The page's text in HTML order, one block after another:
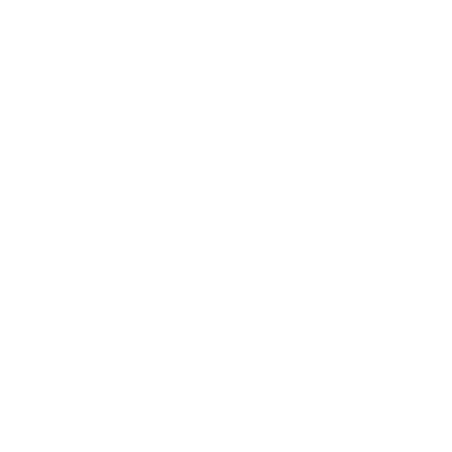
timp functional a pereților interioare cu diverse scopuri. Datorită spumei puternic teșite pentru tapițerie, oferă efect tridimensional foarte
la atingere. Pe lângă funcție estetică, panouri tapete pentru pereți reprezintă soluție excelentă izolatoare și fonică a încăperii dvs.
spațiul. Spuneți adio monotoniei plictisitoare! Creați-vă propriul stil de locuit unic și adăugați o notă personală căminului
Nu este nevoie să instalați structuri de suport complicate, deoarece plăcile noastre se aplică foarte ușor cu adeziv. Într-un timp scurt,
design spectaculoase și, în același timp, ascund fisuri, denivelări sau alte defecte inestetice. Datorită proprietăților ușor de întreținut și
considerabil aspectul vizual al spațiului, conferindu-i un plus de caracter și creând o atmosferă confortabilă și plăcută. Amenajările
rustic este că, dacă doriți să amenajați întreaga casă sau să folosiți doar câteva elemente care să se integreze în decorul camerei
sau mai puțin, în funcție de cât de evidente sunt elementele. Este un stil simplu, cu elemente decorative cu aspect uzat. Pentru a realiza
vin în ajutor.
decorative din polystyrene. Potrivit pentru diverse suprafețe poroase precum lemn, beton, piatră și mortar, oferă o aderență puternică și
de a masca elementele structurale ale unei clădiri, aducând totodată un plus estetic. Ele contribuie la definirea stilului arhitectural al casei, în
unor decoruri deosebite în cadrul diverselor evenimente (nunți, spectacole de teatru etc.), dar și pentru a oferi un aspect spectaculos
un perete pentru a susține o structură deasupra lor, cum ar fi un cornișon, o etajeră sau un balcon. Cu toate acestea, în cazul consolelor
sau a interiorului clădirilor.
sau beton și sunt frecvent întâlnite în stiluri clasice sau baroce, dar și în decoruri moderne. Detaliile lor includ adesea motive florale,
în care sunt utilizate.
impecabil pe termen lung. Datorită dimensiunilor versatile, se integrează perfect cu tavanele, pereții sau ușile, aducând un plus de eleganță
iar rezultatele vor depăși cu siguranță așteptările tale.
versatilității lor, consolele din ipsos pot fi integrate cu ușurință în diverse stiluri de amenajare, de la clasic la contemporan.
Disponibile într-o gamă variată de forme și dimensiuni, acestea permit adaptarea la preferințele estetice și la specificul fiecărei
nelimitate pentru designuri unice.
din ipsos se integrează armonios în diverse stiluri de amenajare, de la clasic la modern.
este un material ușor de întreținut și foarte durabil, rezistent la umiditate și impact.
populară pentru cei care doresc să aducă un aspect rustic sau industrial în interiorul casei lor. Acest tip de panou oferă o soluție elegantă și
instalării cărămizilor reale.
în diverse nuanțe pentru a se potrivi cu stilul dorit. Acestea pot fi utilizate pe pereți, accentuând zone precum livingul, bucătăria sau
transforma rapid atmosfera unui spațiu.
sau a altor obiecte de decor.
de stilul dorit, fie că este vorba de un design clasic, cu detalii elaborate, fie de un stil modern, cu linii simple și curate. Datorită